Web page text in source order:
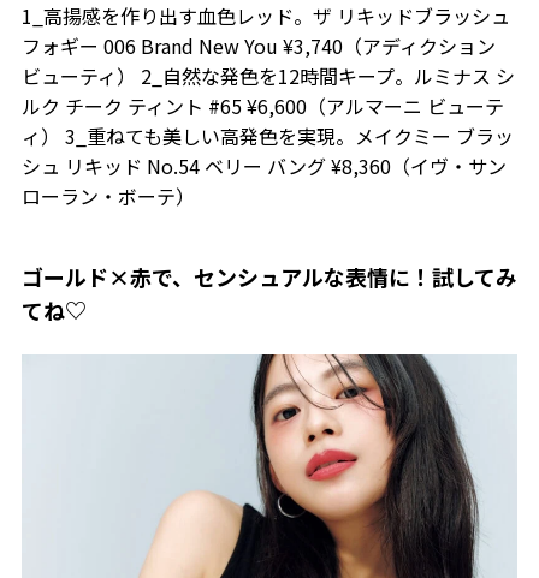
1_高揚感を作り出す血色レッド。ザ リキッドブラッシュ
フォギー 006 Brand New You ¥3,740（アディクション
ビューティ） 2_自然な発色を12時間キープ。ルミナス シ
ルク チーク ティント #65 ¥6,600（アルマーニ ビューテ
ィ） 3_重ねても美しい高発色を実現。メイクミー ブラッ
シュ リキッド No.54 ベリー バング ¥8,360（イヴ・サン
ローラン・ボーテ）
ゴールド×赤で、センシュアルな表情に！試してみ
てね♡